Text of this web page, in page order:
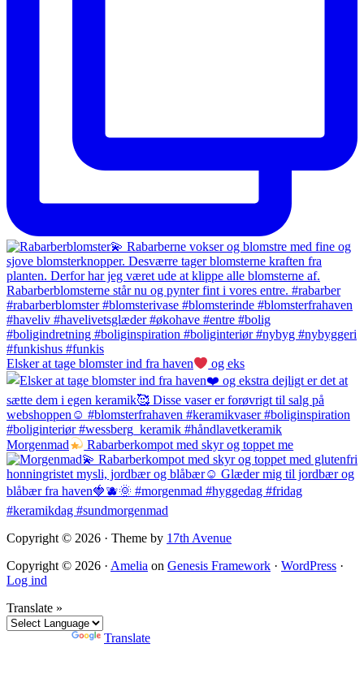
Elsker at tage blomster ind fra haven og eks
Morgenmad Rabarberkompot med skyr og toppet me
Copyright © 2026 · Theme by 17th Avenue
Copyright © 2026 · Amelia on Genesis Framework · WordPress ·
Log ind
Translate »
Translate